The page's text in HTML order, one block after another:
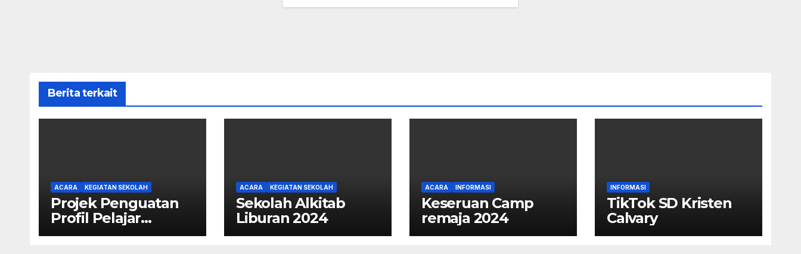
Berita terkait
ACARA KEGIATAN SEKOLAH
Projek Penguatan
Profil Pelajar
Pancasila SD Kristen
ACARA KEGIATAN SEKOLAH
Sekolah Alkitab
Liburan 2024
ACARA INFORMASI
Keseruan Camp
remaja 2024
INFORMASI
TikTok SD Kristen
Calvary